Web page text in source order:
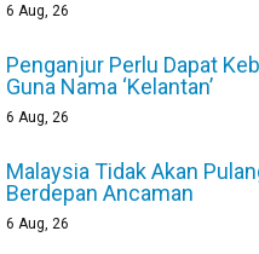
6 Aug, 26
Penganjur Perlu Dapat
Guna Nama ‘Kelantan’
6 Aug, 26
Malaysia Tidak Akan
Berdepan Ancaman
6 Aug, 26